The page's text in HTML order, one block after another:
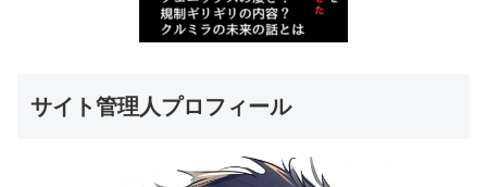
サイト管理人プロフィール